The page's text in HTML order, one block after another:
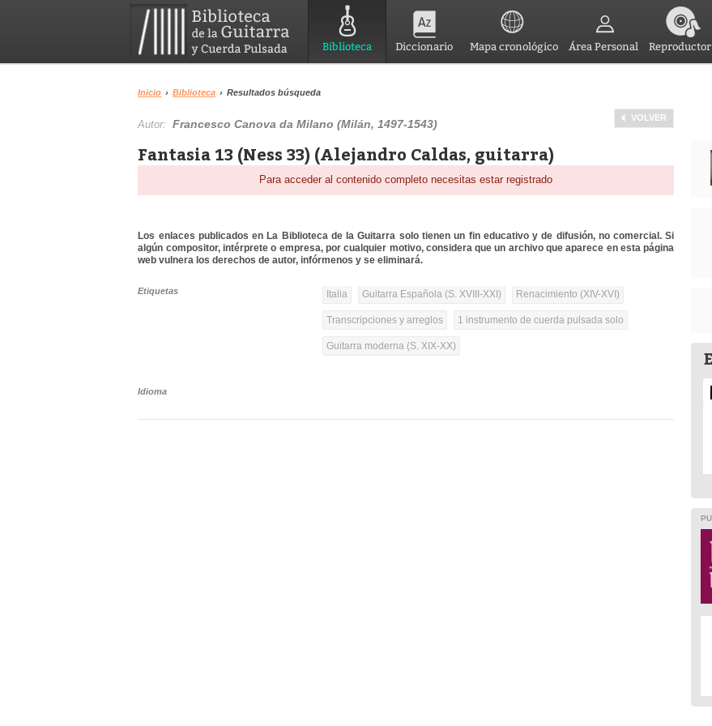
Biblioteca Diccionario Mapa cronológico Área Personal Reproductor
Inicio › Biblioteca › Resultados búsqueda
VOLVER
Autor:Francesco Canova da Milano (Milán, 1497-1543)
Fantasia 13 (Ness 33) (Alejandro Caldas, guitarra)
Para acceder al contenido completo necesitas estar registrado
Los enlaces publicados en La Biblioteca de la Guitarra solo tienen un fin educativo y de difusión, no comercial. Si
algún compositor, intérprete o empresa, por cualquier motivo, considera que un archivo que aparece en esta página
web vulnera los derechos de autor, infórmenos y se eliminará.
Etiquetas Italia Guitarra Española (S. XVIII-XXI) Renacimiento (XIV-XVI)
Transcripciones y arreglos 1 instrumento de cuerda pulsada solo
Guitarra moderna (S. XIX-XX)
Idioma